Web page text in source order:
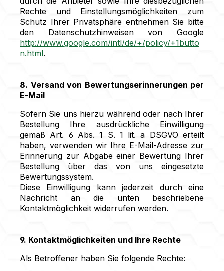
Rechte und Einstellungsmöglichkeiten zum
Schutz Ihrer Privatsphäre entnehmen Sie bitte
den Datenschutzhinweisen von Google
http://www.google.com/intl/de/+/policy/+1butto
n.html.
8. Versand von Bewertungserinnerungen per
E-Mail
Sofern Sie uns hierzu während oder nach Ihrer
Bestellung Ihre ausdrückliche Einwilligung
gemäß Art. 6 Abs. 1 S. 1 lit. a DSGVO erteilt
haben, verwenden wir Ihre E-Mail-Adresse zur
Erinnerung zur Abgabe einer Bewertung Ihrer
Bestellung über das von uns eingesetzte
Bewertungssystem.
Diese Einwilligung kann jederzeit durch eine
Nachricht an die unten beschriebene
Kontaktmöglichkeit widerrufen werden.
9. Kontaktmöglichkeiten und Ihre Rechte
Als Betroffener haben Sie folgende Rechte: